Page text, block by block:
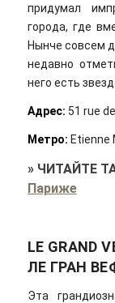
придумал
города, где
Нынче совсем
недавно
него есть
Адрес: 51 rue
Метро: Etienne
» ЧИТАЙТЕ
Париже
LE GRAND
ЛЕ ГРАН
Эта